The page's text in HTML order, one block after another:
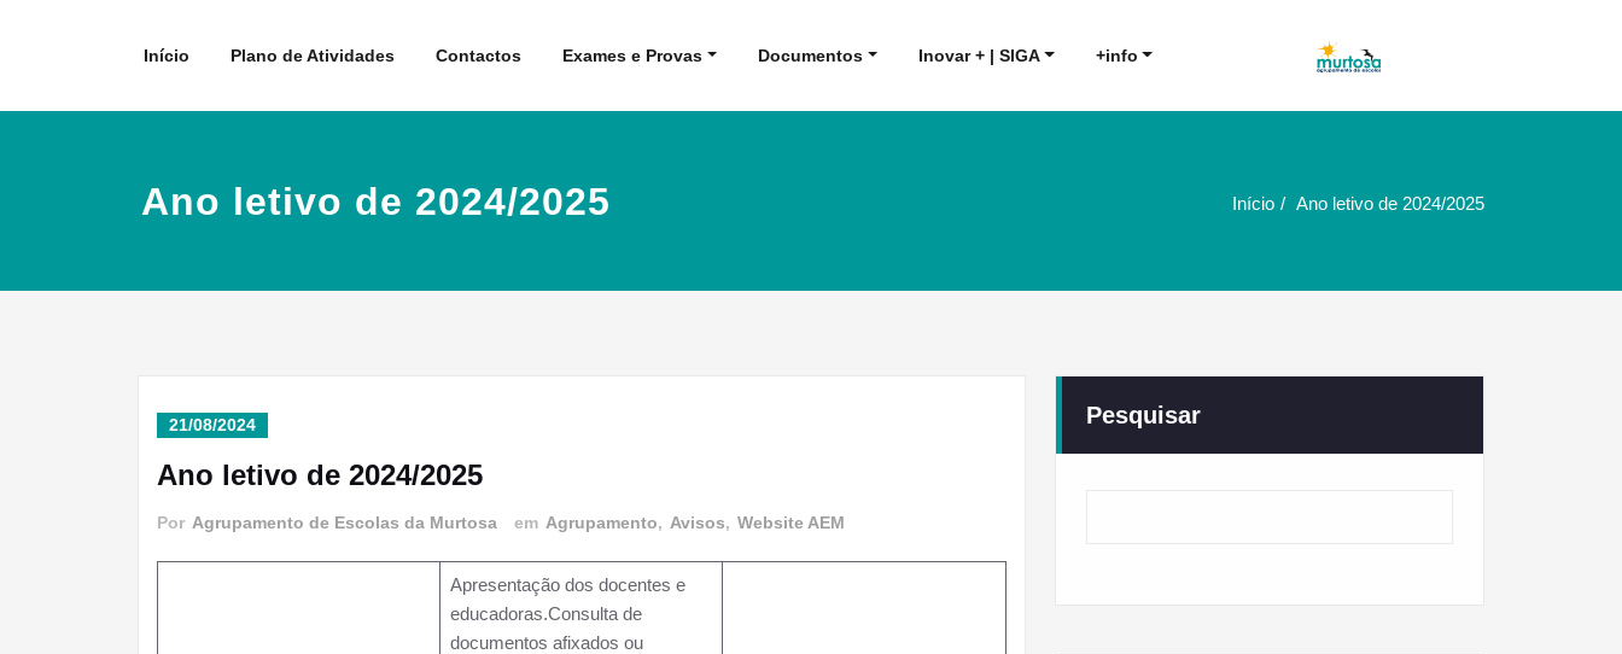
AE Murtosa
Agrupamento de Escolas da
Murtosa
Início Plano de Atividades Contactos Exames e Provas Documentos Inovar + | SIGA +info
Ano letivo de 2024/2025 Início Ano letivo de 2024/2025
21/08/2024
Ano letivo de 2024/2025
Por Agrupamento de Escolas da Murtosa em Agrupamento, Avisos, Website AEM
Apresentação dos docentes e
educadoras.Consulta de
documentos afixados ou
Pesquisar